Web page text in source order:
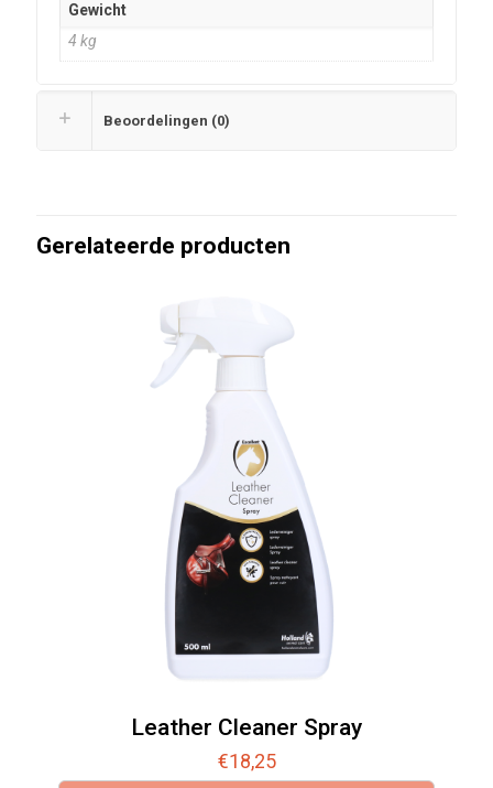
Gewicht
4 kg
Beoordelingen (0)
Gerelateerde producten
Leather Cleaner Spray
€18,25